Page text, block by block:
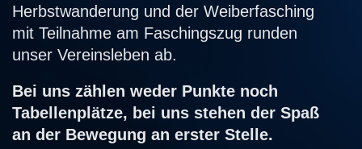
Herbstwanderung und der Weiberfasching
mit Teilnahme am Faschingszug runden
unser Vereinsleben ab.
Bei uns zählen weder Punkte noch
Tabellenplätze, bei uns stehen der Spaß
an der Bewegung an erster Stelle.